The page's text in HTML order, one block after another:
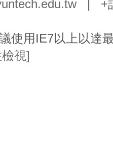
| +
使用IE7以上以達
視]